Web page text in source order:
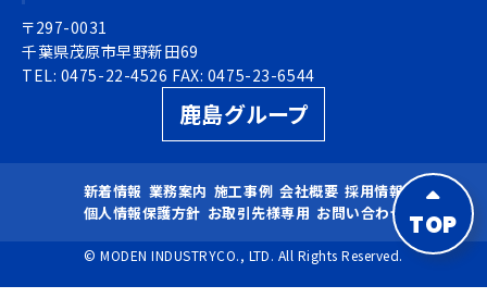
〒297-0031
千葉県茂原市早野新田69
TEL: 0475-22-4526 FAX: 0475-23-6544
鹿島グループ
新着情報 業務案内 施工事例 会社概要 採用情報
個人情報保護方針 お取引先様専用 お問い合わせ
© MODEN INDUSTRYCO., LTD. All Rights Reserved.
TOP